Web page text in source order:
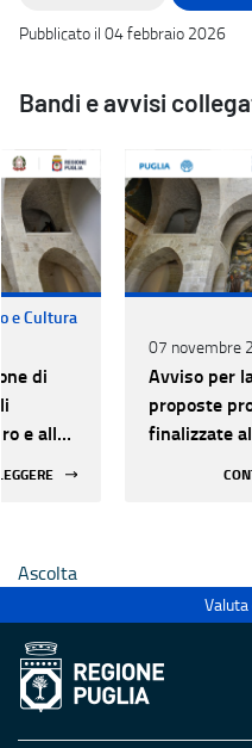
Pubblicato il 04 febbraio 2026
Bandi e avvisi
e Cultura
di
e alla
07 novembre
Avviso per
proposte
finalizzate
Ascolta